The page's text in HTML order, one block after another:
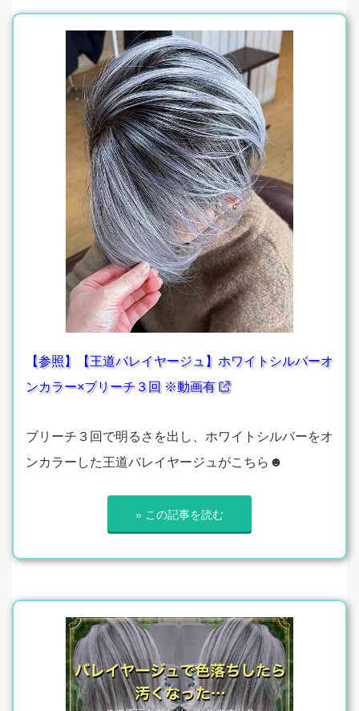
【参照】【王道バレイヤージュ】ホワイトシルバーオ
ンカラー×ブリーチ３回 ※動画有
ブリーチ３回で明るさを出し、ホワイトシルバーをオ
ンカラーした王道バレイヤージュがこちら☻
» この記事を読む